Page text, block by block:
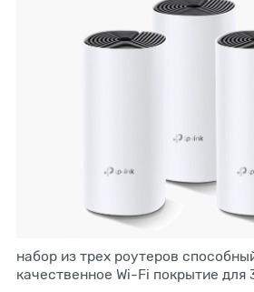
набор из трех роутеров
качественное Wi-Fi покрытие для